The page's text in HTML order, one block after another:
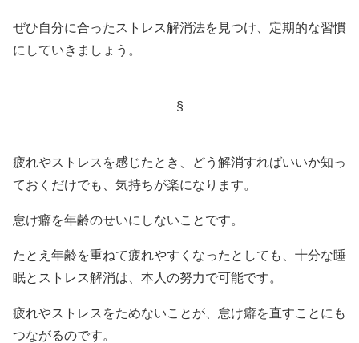
ぜひ自分に合ったストレス解消法を見つけ、定期的な習慣
にしていきましょう。
§
疲れやストレスを感じたとき、どう解消すればいいか知っ
ておくだけでも、気持ちが楽になります。
怠け癖を年齢のせいにしないことです。
たとえ年齢を重ねて疲れやすくなったとしても、十分な睡
眠とストレス解消は、本人の努力で可能です。
疲れやストレスをためないことが、怠け癖を直すことにも
つながるのです。